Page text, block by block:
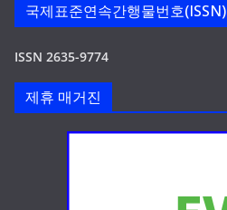
국제표준연속간행물번호(ISSN)
ISSN 2635-9774
제휴 매거진